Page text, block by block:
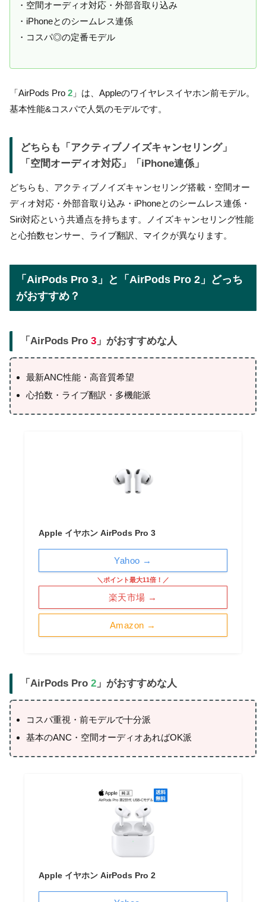
・空間オーディオ対応・外部音取り込み
・iPhoneとのシームレス連係
・コスパ◎の定番モデル
「AirPods Pro 2 」は、Appleのワイヤレスイヤホン前モデル。
基本性能&コスパで人気のモデルです。
どちらも「アクティブノイズキャンセリング」
「空間オーディオ対応」「iPhone連係」
どちらも、アクティブノイズキャンセリング搭載・空間オー
ディオ対応・外部音取り込み・iPhoneとのシームレス連係・
Siri対応という共通点を持ちます。ノイズキャンセリング性能
と心拍数センサー、ライブ翻訳、マイクが異なります。
「AirPods Pro 3」と「AirPods Pro 2」どっち
がおすすめ？
「AirPods Pro3 」がおすすめな人
最新ANC性能・高音質希望
心拍数・ライブ翻訳・多機能派
Apple イヤホン AirPods Pro 3
Amazon →
＼ポイント最大11倍！／
楽天市場 →
Yahoo →
「AirPods Pro2 」がおすすめな人
コスパ重視・前モデルで十分派
基本のANC・空間オーディオあればOK派
Apple イヤホン AirPods Pro 2